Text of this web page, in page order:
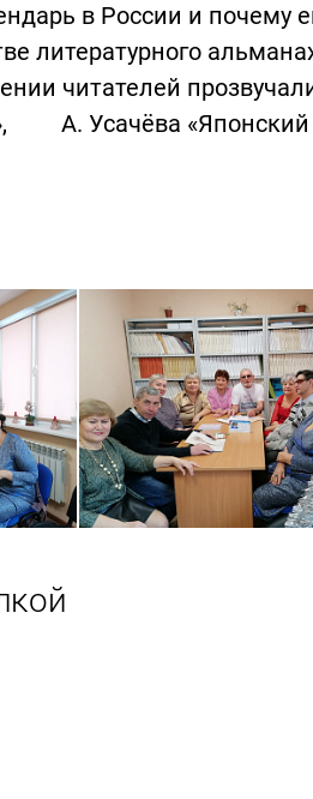
в России и почему
литературного
читателей
А. Усачёва «Японский